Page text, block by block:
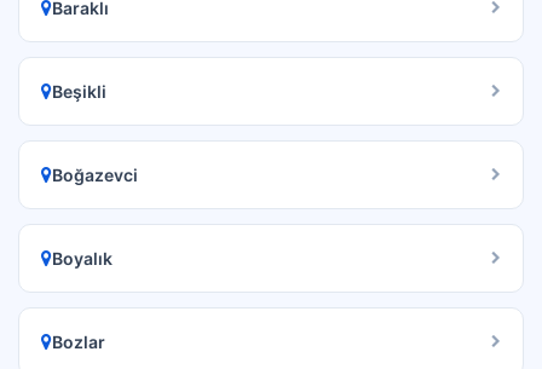
Baraklı
Beşikli
Boğazevci
Boyalık
Bozlar